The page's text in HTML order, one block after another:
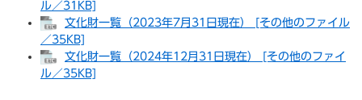
ル／31KB]
文化財一覧（2023年7月31日現在） [その他のファイル
／35KB]
文化財一覧（2024年12月31日現在） [その他のファイ
ル／35KB]